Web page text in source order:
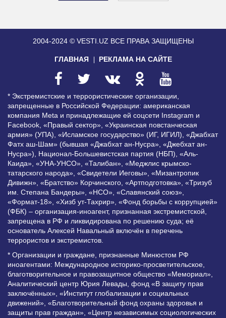
2004-2024 © VESTI.UZ ВСЕ ПРАВА ЗАЩИЩЕНЫ
ГЛАВНАЯ РЕКЛАМА НА САЙТЕ
* Экстремистские и террористические организации,
запрещенные в Российской Федерации: американская
компания Meta и принадлежащие ей соцсети Instagram и
Facebook, «Правый сектор», «Украинская повстанческая
армия» (УПА), «Исламское государство» (ИГ, ИГИЛ), «Джабхат
Фатх аш-Шам» (бывшая «Джабхат ан-Нусра», «Джебхат ан-
Нусра»), Национал-Большевистская партия (НБП), «Аль-
Каида», «УНА-УНСО», «Талибан», «Меджлис крымско-
татарского народа», «Свидетели Иеговы», «Мизантропик
Дивижн», «Братство» Корчинского, «Артподготовка», «Тризуб
им. Степана Бандеры», «НСО», «Славянский союз»,
«Формат-18», «Хизб ут-Тахрир», «Фонд борьбы с коррупцией»
(ФБК) – организация-иноагент, признанная экстремистской,
запрещена в РФ и ликвидирована по решению суда; её
основатель Алексей Навальный включён в перечень
террористов и экстремистов.
* Организации и граждане, признанные Минюстом РФ
иноагентами: Международное историко-просветительское,
благотворительное и правозащитное общество «Мемориал»,
Аналитический центр Юрия Левады, фонд «В защиту прав
заключённых», «Институт глобализации и социальных
движений», «Благотворительный фонд охраны здоровья и
защиты прав граждан», «Центр независимых социологических